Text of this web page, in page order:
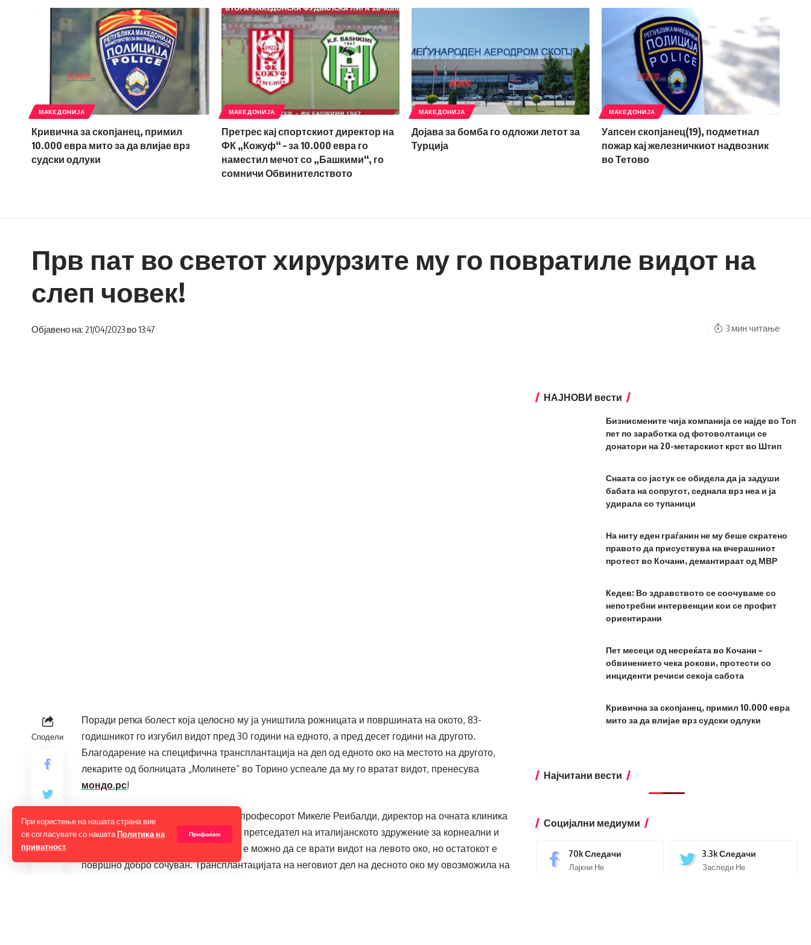
При користење на нашата страна вие
се согласувате со нашатаПолитика на
приватност.
Прифаќам
МАКЕДОНИЈА
Кривична за скопјанец, примил
10.000 евра мито за да влијае врз
судски одлуки
МАКЕДОНИЈА
Претрес кај спортскиот директор на
ФК „Кожуф“ – за 10.000 евра го
наместил мечот со „Башкими“, го
сомничи Обвинителството
МАКЕДОНИЈА
Дојава за бомба го одложи летот за
Турција
МАКЕДОНИЈА
Уапсен скопјанец(19), подметнал
пожар кај железничкиот надвозник
во Тетово
Прв пат во светот хирурзите му го повратиле видот на
слеп човек!
Објавено на: 21/04/2023 во 13:47 3 мин читање
Сподели
Поради ретка болест која целосно му ја уништила рожницата и површината на окото, 83-
годишникот го изгубил видот пред 30 години на едното, а пред десет години на другото.
Благодарение на специфична трансплантација на дел од едното око на местото на другото,
лекарите од болницата „Молинете“ во Торино успеале да му го вратат видот, пренесува
мондо.рс!
Тимот хирурзи беше предводен од професорот Микеле Реибалди, директор на очната клиника
„Молинете“ и Винченцо Сарникола, претседател на италијанското здружение за корнеални и
матични клетки. Тој објасни дека не е можно да се врати видот на левото око, но остатокот е
површно добро сочуван. Трансплантацијата на неговиот дел на десното око му овозможила на
НАЈНОВИ вести
Бизнисмените чија компанија се најде во Топ
пет по заработка од фотоволтаици се
донатори на 20-метарскиот крст во Штип
Снаата со јастук се обидела да ја задуши
бабата на сопругот, седнала врз неа и ја
удирала со тупаници
На ниту еден граѓанин не му беше скратено
правото да присуствува на вчерашниот
протест во Кочани, демантираат од МВР
Кедев: Во здравството се соочуваме со
непотребни интервенции кои се профит
ориентирани
Пет месеци од несреќата во Кочани –
обвинението чека рокови, протести со
инциденти речиси секоја сабота
Кривична за скопјанец, примил 10.000 евра
мито за да влијае врз судски одлуки
Најчитани вести
Социјални медиуми
70kСледачи
Лајкни Не
3.3kСледачи
Заследи Не